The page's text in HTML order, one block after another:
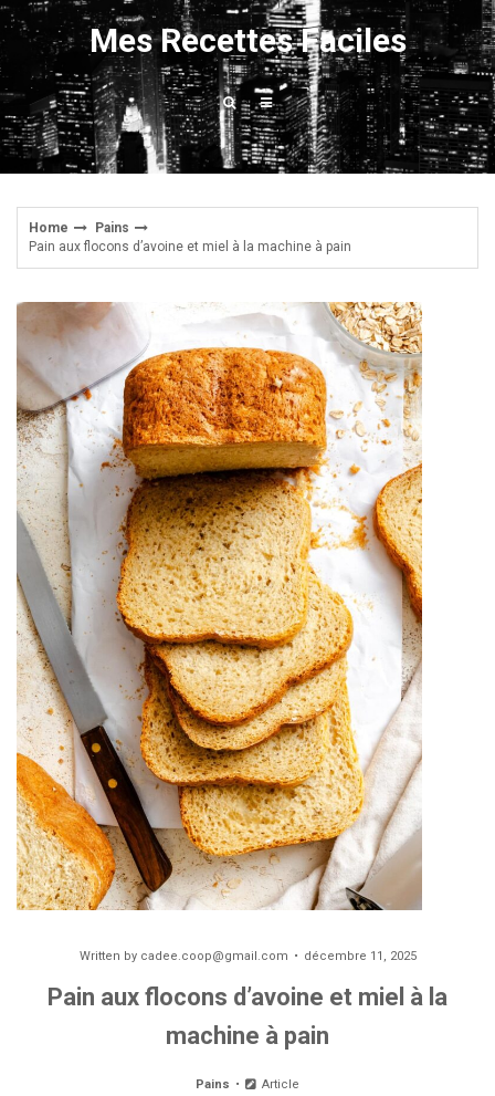
Skip
to
content
Mes Recettes Faciles
Home
Pains
Pain aux flocons d’avoine et miel à la machine à pain
Written by cadee.coop@gmail.com décembre 11, 2025
Pain aux flocons d’avoine et miel à la
machine à pain
Pains Article